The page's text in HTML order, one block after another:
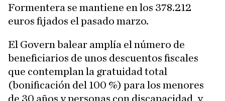
Formentera se mantiene en los 378.212
euros fijados el pasado marzo.
El Govern balear amplía el número de
beneficiarios de unos descuentos fiscales
que contemplan la gratuidad total
(bonificación del 100 %) para los menores
de 30 años y personas con discapacidad, y